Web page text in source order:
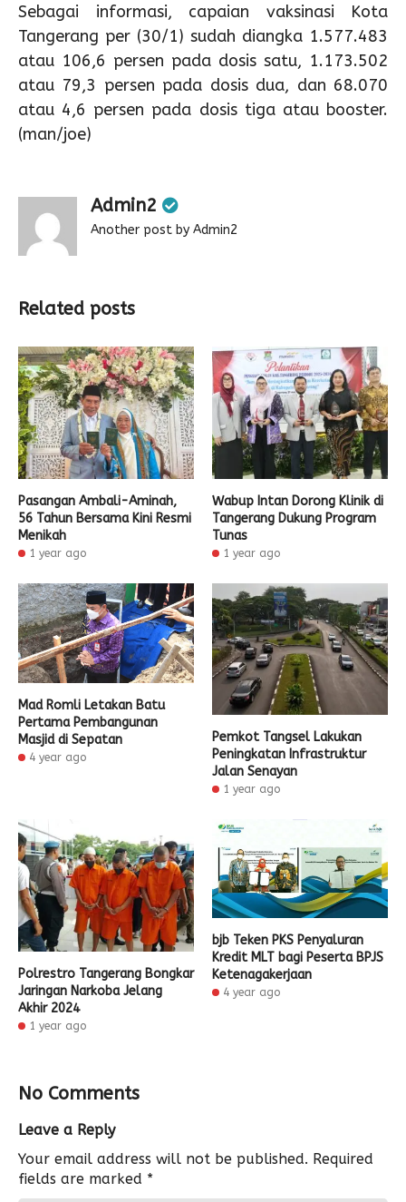
Sebagai informasi, capaian vaksinasi Kota
Tangerang per (30/1) sudah diangka 1.577.483
atau 106,6 persen pada dosis satu, 1.173.502
atau 79,3 persen pada dosis dua, dan 68.070
atau 4,6 persen pada dosis tiga atau booster.
(man/joe)
Admin2
Another post by Admin2
Related posts
Pasangan Ambali-Aminah,
56 Tahun Bersama Kini Resmi
Menikah
1 year ago
Wabup Intan Dorong Klinik di
Tangerang Dukung Program
Tunas
1 year ago
Mad Romli Letakan Batu
Pertama Pembangunan
Masjid di Sepatan
4 year ago
Pemkot Tangsel Lakukan
Peningkatan Infrastruktur
Jalan Senayan
1 year ago
Polrestro Tangerang Bongkar
Jaringan Narkoba Jelang
Akhir 2024
1 year ago
bjb Teken PKS Penyaluran
Kredit MLT bagi Peserta BPJS
Ketenagakerjaan
4 year ago
No Comments
Leave a Reply
Your email address will not be published. Required
fields are marked *